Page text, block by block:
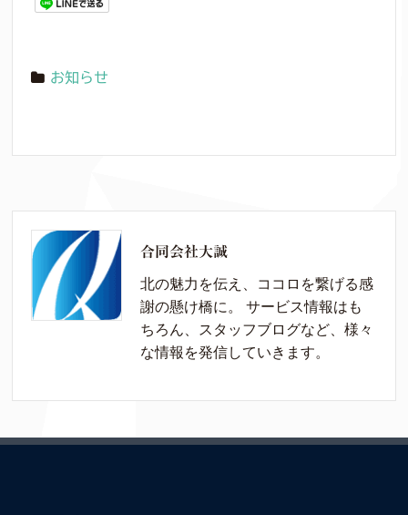
お知らせ
合同会社大誠
北の魅力を伝え、ココロを繋げる感
謝の懸け橋に。 サービス情報はも
ちろん、スタッフブログなど、様々
な情報を発信していきます。